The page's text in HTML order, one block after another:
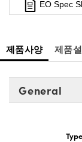
EO Spec
제품사양 제품
General